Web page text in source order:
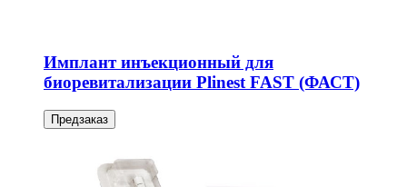
Имплант инъекционный для
биоревитализации Plinest FAST (ФАСТ)
Предзаказ